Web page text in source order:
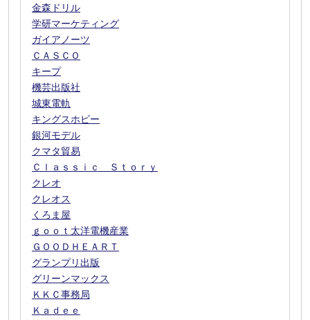
金森ドリル
学研マーケティング
ガイアノーツ
ＣＡＳＣＯ
キープ
機芸出版社
城東電軌
キングスホビー
銀河モデル
クマタ貿易
Ｃｌａｓｓｉｃ Ｓｔｏｒｙ
クレオ
クレオス
くろま屋
ｇｏｏｔ太洋電機産業
ＧＯＯＤＨＥＡＲＴ
グランプリ出版
グリーンマックス
ＫＫＣ事務局
Ｋａｄｅｅ